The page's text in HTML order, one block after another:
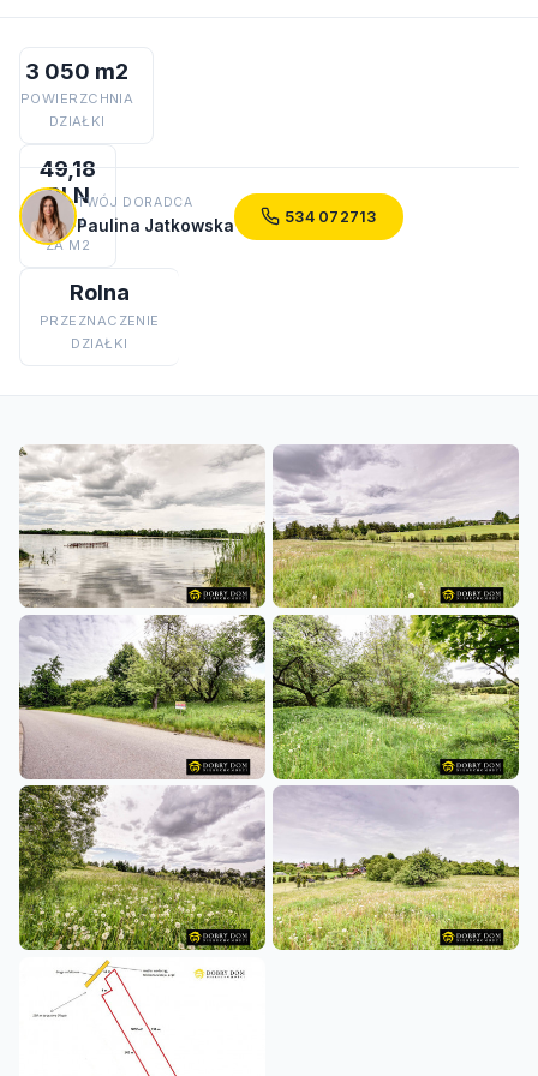
3 050 m2
POWIERZCHNIA
DZIAŁKI
49,18
PLN
CENA
ZA M2
Rolna
PRZEZNACZENIE
DZIAŁKI
TWÓJ DORADCA
Paulina Jatkowska 534 072713